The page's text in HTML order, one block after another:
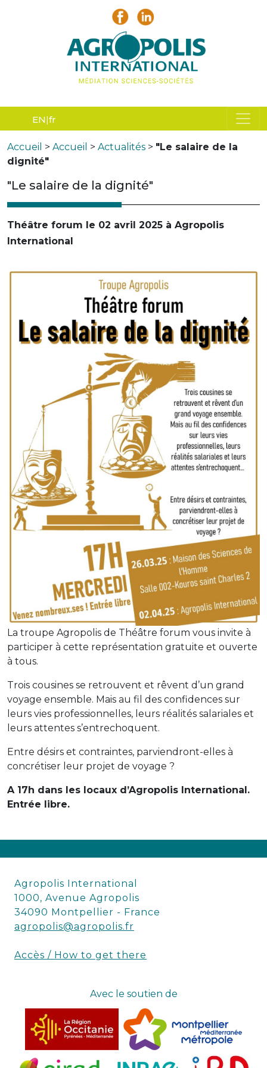
EN fr
Accueil > Accueil > Actualités > "Le salaire de la
dignité"
"Le salaire de la dignité"
Théâtre forum le 02 avril 2025 à Agropolis
International
La troupe Agropolis de Théâtre forum vous invite à
participer à cette représentation gratuite et ouverte
à tous.
Trois cousines se retrouvent et rêvent d’un grand
voyage ensemble. Mais au fil des confidences sur
leurs vies professionnelles, leurs réalités salariales et
leurs attentes s’entrechoquent.
Entre désirs et contraintes, parviendront-elles à
concrétiser leur projet de voyage ?
A 17h dans les locaux d’Agropolis International.
Entrée libre.
Agropolis International
1000, Avenue Agropolis
34090 Montpellier - France
agropolis@agropolis.fr
Accès / How to get there
Avec le soutien de